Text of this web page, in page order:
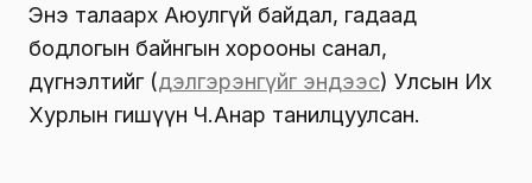
Энэ талаарх Аюулгүй байдал, гадаад
бодлогын байнгын хорооны санал,
дүгнэлтийг (дэлгэрэнгүйг эндээс) Улсын Их
Хурлын гишүүн Ч.Анар танилцуулсан.